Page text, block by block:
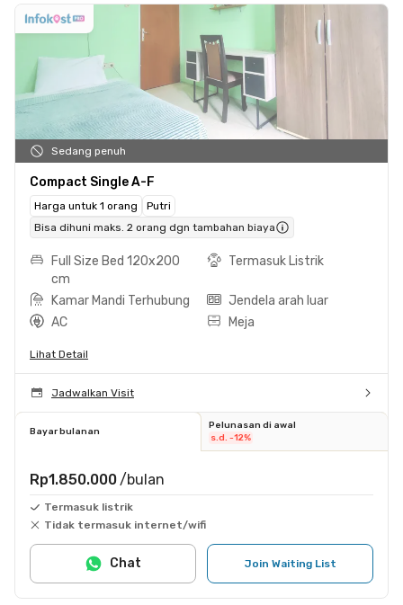
Sedang penuh
Compact Single A-F
Harga untuk 1 orang
Putri
Bisa dihuni maks. 2 orang dgn tambahan biaya
Full Size Bed 120x200
cm
Termasuk Listrik
Kamar Mandi Terhubung
Jendela arah luar
AC
Meja
Lihat Detail
Jadwalkan Visit
Bayar bulanan
Pelunasan di awal
s.d. -12%
Rp1.850.000 /bulan
Termasuk listrik
Tidak termasuk internet/wifi
Join Waiting List
Chat